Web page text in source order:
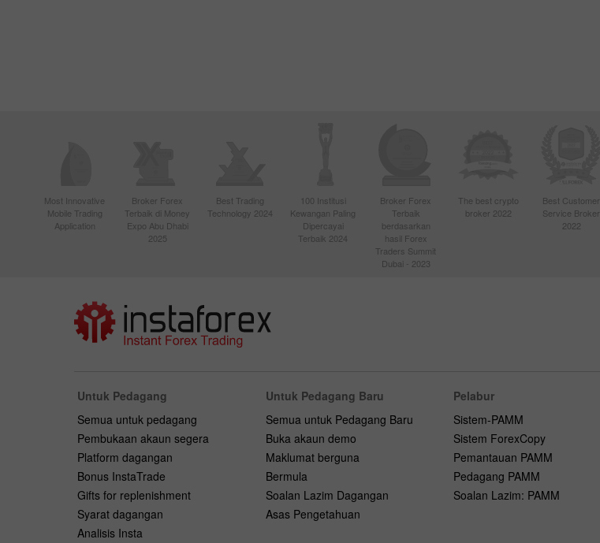
Most Innovative
Mobile Trading
Application
Broker Forex
Terbaik di Money
Expo Abu Dhabi
2025
Best Trading
Technology 2024
100 Institusi
Kewangan Paling
Dipercayai
Terbaik 2024
Broker Forex
Terbaik
berdasarkan
hasil Forex
Traders Summit
Dubai - 2023
The best crypto
broker 2022
Best Customer
Service Broker
2022
Untuk Pedagang
Semua untuk pedagang
Pembukaan akaun segera
Platform dagangan
Bonus InstaTrade
Gifts for replenishment
Syarat dagangan
Analisis Insta
Untuk Pedagang Baru
Semua untuk Pedagang Baru
Buka akaun demo
Maklumat berguna
Bermula
Soalan Lazim Dagangan
Asas Pengetahuan
Pelabur
Sistem-PAMM
Sistem ForexCopy
Pemantauan PAMM
Pedagang PAMM
Soalan Lazim: PAMM